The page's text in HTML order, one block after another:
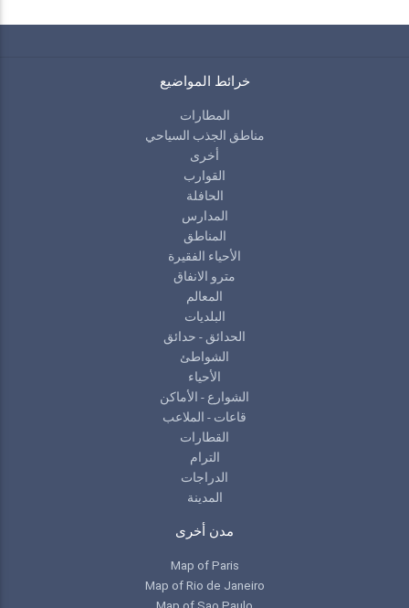
خرائط المواضيع
المطارات
مناطق الجذب السياحي
أخرى
القوارب
الحافلة
المدارس
المناطق
الأحياء الفقيرة
مترو الانفاق
المعالم
البلديات
الحدائق - حدائق
الشواطئ
الأحياء
الشوارع - الأماكن
قاعات - الملاعب
القطارات
الترام
الدراجات
المدينة
مدن أخرى
Map of Paris
Map of Rio de Janeiro
Map of Sao Paulo